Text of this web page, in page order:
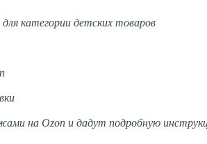
категории детских товаров
на Ozon и дадут подробную